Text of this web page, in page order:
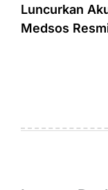
Luncurkan
Medsos